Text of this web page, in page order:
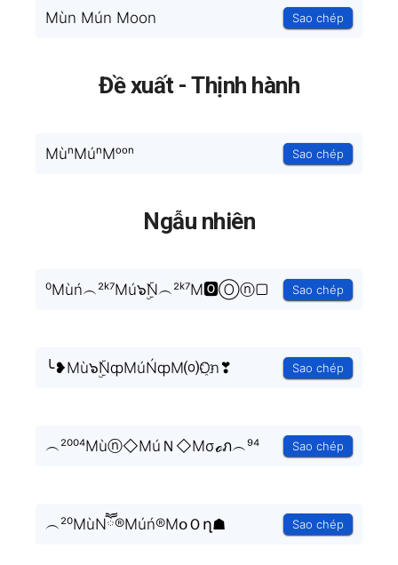
Mùn Mún Moon Sao chép
Đề xuất - Thịnh hành
MùⁿMúⁿMᵒᵒⁿ Sao chép
Ngẫu nhiên
⁰Mùń︵²ᵏ⁷Mú๖ۣۜN︵²ᵏ⁷M🅾Ⓞⓝ▢ Sao chép
╰❥Mù๖ۣۜNȹMúŃȹM⒪O҈n❣ Sao chép
︵²⁰⁰⁴Mùⓝ◇MúＮ◇Mσℴภ︵⁹⁴ Sao chép
︵²⁰MùNཽ®Múń®MօＯղ☗ Sao chép